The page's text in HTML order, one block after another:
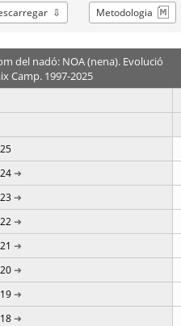
Metodologia
del nadó: NOA (nena). Evolució
Camp. 1997-2025